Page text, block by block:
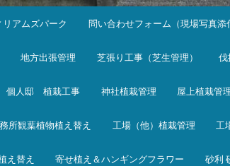
アムズパーク 問い合わせフォーム（現場写真添
地方出張管理 芝張り工事（芝生管理）
個人邸 植栽工事 神社植栽管理 屋上植栽管
所観葉植物植え替え 工場（他）植栽管理 工
え替え 寄せ植え＆ハンギングフラワー 砂利